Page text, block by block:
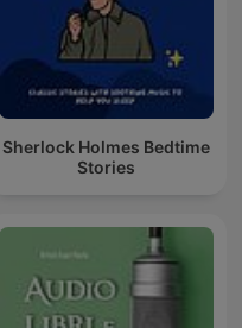
Sherlock Holmes Bedtime
Stories